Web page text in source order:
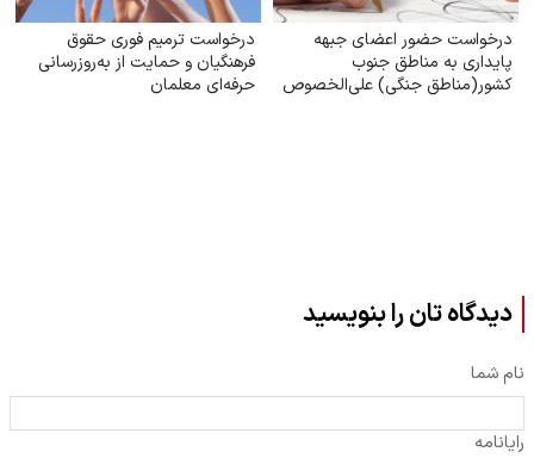
درخواست حضور اعضای جبهه
پایداری به مناطق جنوب
کشور(مناطق جنگی) علی‌الخصوص
درخواست ترمیم فوری حقوق
فرهنگیان و حمایت از به‌روزرسانی
حرفه‌ای معلمان
دیدگاه تان را بنویسید
نام شما
رایانامه